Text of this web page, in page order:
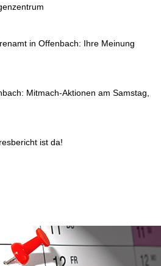
in Offenbach: Ihre Meinung
Mitmach-Aktionen am Samstag,
ist da!